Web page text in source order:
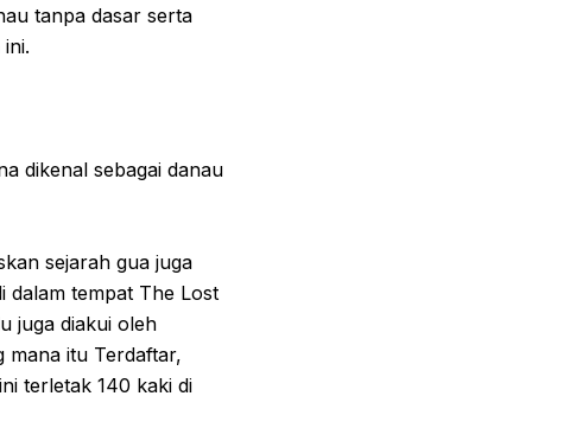
tanpa dasar serta
dikenal sebagai danau
sejarah gua juga
dalam tempat The Lost
juga diakui oleh
mana itu Terdaftar,
terletak 140 kaki di